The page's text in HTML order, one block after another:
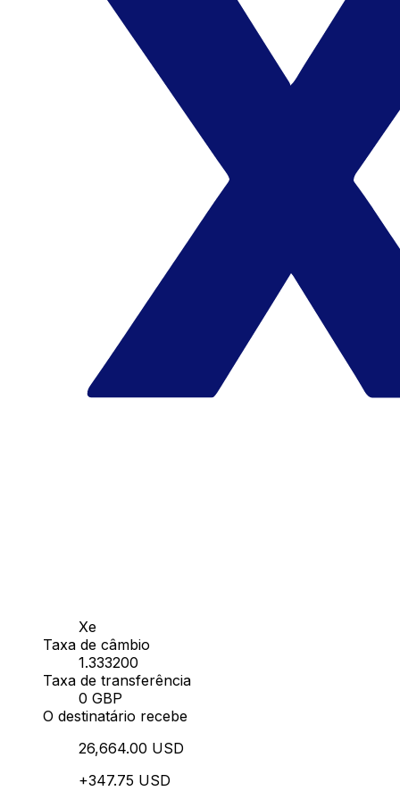
Xe
Taxa de câmbio
1.333200
Taxa de transferência
0 GBP
O destinatário recebe
26,664.00 USD
+347.75 USD